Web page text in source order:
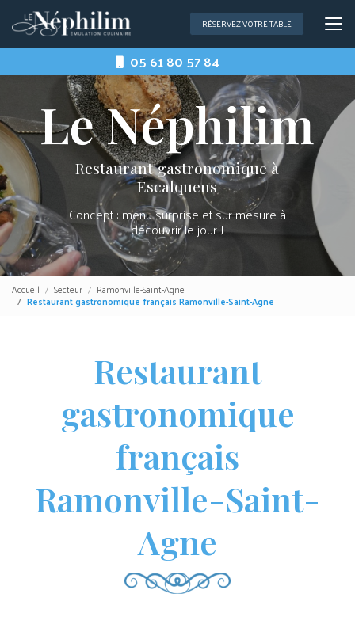
contenu
principal 05 61 80 57 84
RÉSERVEZ VOTRE TABLE
Restaurant gastronomique à
Escalquens
Concept : menu surprise et sur mesure à
découvrir le jour J
Accueil Secteur Ramonville-Saint-Agne
Restaurant gastronomique français Ramonville-Saint-Agne
Restaurant
gastronomique
français
Ramonville-Saint-
Agne